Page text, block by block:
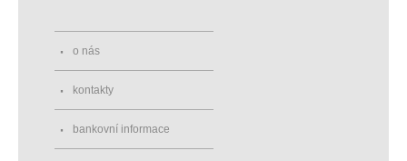
o nás
kontakty
bankovní informace